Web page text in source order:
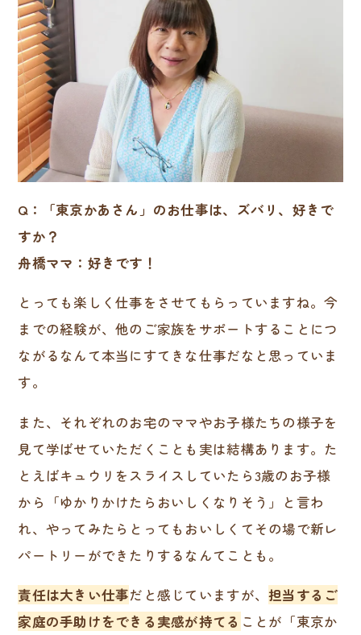
Q：「東京かあさん」のお仕事は、ズバリ、好きで
すか？
舟橋ママ：好きです！
とっても楽しく仕事をさせてもらっていますね。今
までの経験が、他のご家族をサポートすることにつ
ながるなんて本当にすてきな仕事だなと思っていま
す。
また、それぞれのお宅のママやお子様たちの様子を
見て学ばせていただくことも実は結構あります。た
とえばキュウリをスライスしていたら3歳のお子様
から「ゆかりかけたらおいしくなりそう」と言わ
れ、やってみたらとってもおいしくてその場で新レ
パートリーができたりするなんてことも。
責任は大きい仕事だと感じていますが、担当するご
家庭の手助けをできる実感が持てる ことが「東京か